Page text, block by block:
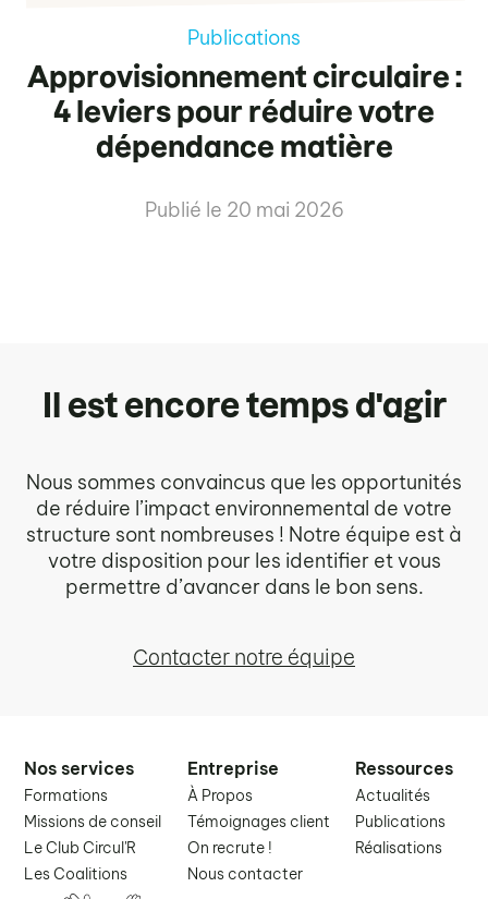
Publications
Approvisionnement circulaire :
4 leviers pour réduire votre
dépendance matière
Publié le 20 mai 2026
Il est encore temps d'agir
Nous sommes convaincus que les opportunités
de réduire l’impact environnemental de votre
structure sont nombreuses ! Notre équipe est à
votre disposition pour les identifier et vous
permettre d’avancer dans le bon sens.
Contacter notre équipe
Nos services
Formations
Missions de conseil
Le Club Circul'R
Les Coalitions
Entreprise
À Propos
Témoignages client
On recrute !
Nous contacter
Ressources
Actualités
Publications
Réalisations